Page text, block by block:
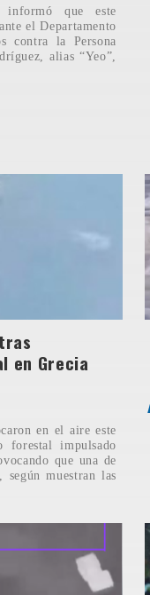
que este
el Departamento
contra la Persona
alias “Yeo”,
en Grecia
en el aire este
forestal impulsado
que una de
según muestran las